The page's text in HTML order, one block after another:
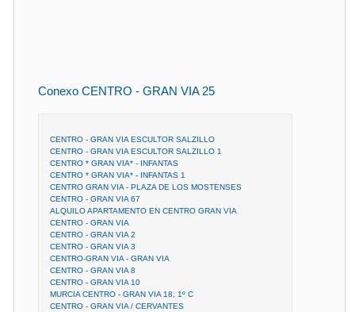
Conexo CENTRO - GRAN VIA 25
CENTRO - GRAN VIA ESCULTOR SALZILLO
CENTRO - GRAN VIA ESCULTOR SALZILLO 1
CENTRO * GRAN VIA* - INFANTAS
CENTRO * GRAN VIA* - INFANTAS 1
CENTRO GRAN VIA - PLAZA DE LOS MOSTENSES
CENTRO - GRAN VIA 67
ALQUILO APARTAMENTO EN CENTRO GRAN VIA
CENTRO - GRAN VIA
CENTRO - GRAN VIA 2
CENTRO - GRAN VIA 3
CENTRO-GRAN VIA - GRAN VIA
CENTRO - GRAN VIA 8
CENTRO - GRAN VIA 10
MURCIA CENTRO - GRAN VIA 18, 1º C
CENTRO - GRAN VIA / CERVANTES